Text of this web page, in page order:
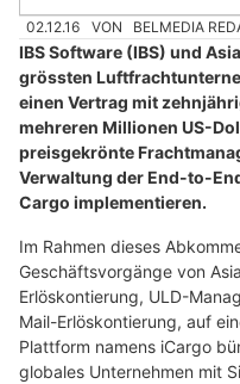
02.12.16 VON BELMEDIA
IBS Software (IBS) und
grössten
einen Vertrag mit
mehreren Millionen US-
preisgekrönte
Verwaltung der End-to-
Cargo implementieren.
Im Rahmen dieses
Geschäftsvorgänge von
Erlöskontierung, ULD-
Mail-Erlöskontierung, auf
Plattform namens iCargo
globales Unternehmen mit